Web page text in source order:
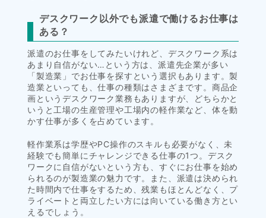
デスクワーク以外でも派遣で働けるお仕事は
ある？
派遣のお仕事をしてみたいけれど、デスクワーク系は
あまり自信がない…という方は、派遣先企業が多い
「製造業」でお仕事を探すという選択もあります。製
造業といっても、仕事の種類はさまざまです。商品企
画というデスクワーク業務もありますが、どちらかと
いうと工場の生産管理や工場内の軽作業など、体を動
かす仕事が多くを占めています。
軽作業系は学歴やPC操作のスキルも必要がなく、未
経験でも簡単にチャレンジできる仕事の1つ。デスク
ワークに自信がないという方も、すぐにお仕事を始め
られるのが製造業の魅力です。また、派遣は決められ
た時間内で仕事をするため、残業もほとんどなく、プ
ライベートと両立したい方には向いている働き方とい
えるでしょう。